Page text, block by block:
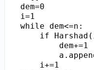
dem=0
i=1
while dem<=n:
if
        dem+=1
    i+=1